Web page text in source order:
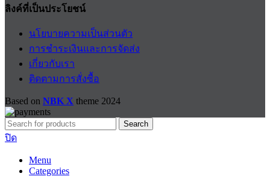
ลิงค์ที่เป็นประโยชน์
นโยบายความเป็นส่วนตัว
การชำระเงินและการจัดส่ง
เกี่ยวกับเรา
ติดตามการสั่งซื้อ
Based on NBK X theme 2024
Search
ปิด
Menu
Categories